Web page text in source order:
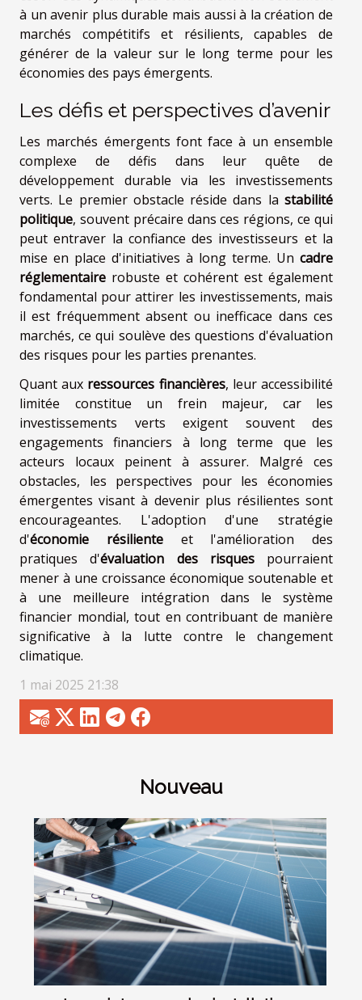
à un avenir plus durable mais aussi à la création de
marchés compétitifs et résilients, capables de
générer de la valeur sur le long terme pour les
économies des pays émergents.
Les défis et perspectives d’avenir
Les marchés émergents font face à un ensemble
complexe de défis dans leur quête de
développement durable via les investissements
verts. Le premier obstacle réside dans la stabilité
politique, souvent précaire dans ces régions, ce qui
peut entraver la confiance des investisseurs et la
mise en place d'initiatives à long terme. Un cadre
réglementaire robuste et cohérent est également
fondamental pour attirer les investissements, mais
il est fréquemment absent ou inefficace dans ces
marchés, ce qui soulève des questions d'évaluation
des risques pour les parties prenantes.
Quant aux ressources financières, leur accessibilité
limitée constitue un frein majeur, car les
investissements verts exigent souvent des
engagements financiers à long terme que les
acteurs locaux peinent à assurer. Malgré ces
obstacles, les perspectives pour les économies
émergentes visant à devenir plus résilientes sont
encourageantes. L'adoption d'une stratégie
d'économie résilienteet l'amélioration des
pratiques d'évaluation des risquespourraient
mener à une croissance économique soutenable et
à une meilleure intégration dans le système
financier mondial, tout en contribuant de manière
significative à la lutte contre le changement
climatique.
1 mai 2025 21:38
Nouveau